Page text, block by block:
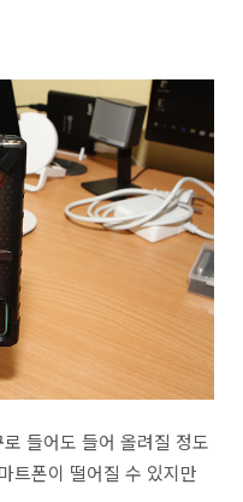
들어도 들어 올려질 정도
트폰이 떨어질 수 있지만